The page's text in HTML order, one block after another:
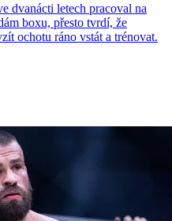
dvanácti letech pracoval na
boxu, přesto tvrdí, že
ochotu ráno vstát a trénovat.